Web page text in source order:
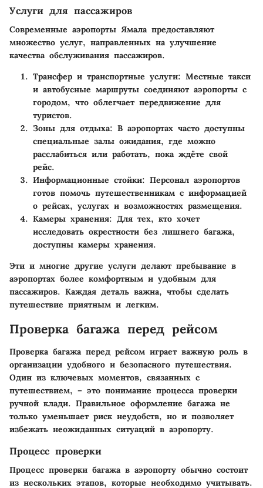
Услуги для пассажиров
Современные аэропорты Ямала предоставляют
множество услуг, направленных на улучшение
качества обслуживания пассажиров.
Трансфер и транспортные услуги: Местные такси
и автобусные маршруты соединяют аэропорты с
городом, что облегчает передвижение для
туристов.
Зоны для отдыха: В аэропортах часто доступны
специальные залы ожидания, где можно
расслабиться или работать, пока ждёте свой
рейс.
Информационные стойки: Персонал аэропортов
готов помочь путешественникам с информацией
о рейсах, услугах и возможностях размещения.
Камеры хранения: Для тех, кто хочет
исследовать окрестности без лишнего багажа,
доступны камеры хранения.
Эти и многие другие услуги делают пребывание в
аэропортах более комфортным и удобным для
пассажиров. Каждая деталь важна, чтобы сделать
путешествие приятным и легким.
Проверка багажа перед рейсом
Проверка багажа перед рейсом играет важную роль в
организации удобного и безопасного путешествия.
Один из ключевых моментов, связанных с
путешествием, – это понимание процесса проверки
ручной клади. Правильное оформление багажа не
только уменьшает риск неудобств, но и позволяет
избежать неожиданных ситуаций в аэропорту.
Процесс проверки
Процесс проверки багажа в аэропорту обычно состоит
из нескольких этапов, которые необходимо учитывать.